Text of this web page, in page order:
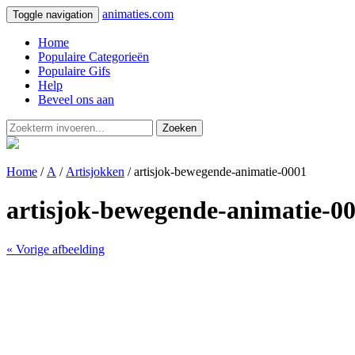
Toggle navigation animaties.com
Home
Populaire Categorieën
Populaire Gifs
Help
Beveel ons aan
Zoeken
Home / A / Artisjokken / artisjok-bewegende-animatie-0001
artisjok-bewegende-animatie-
« Vorige afbeelding